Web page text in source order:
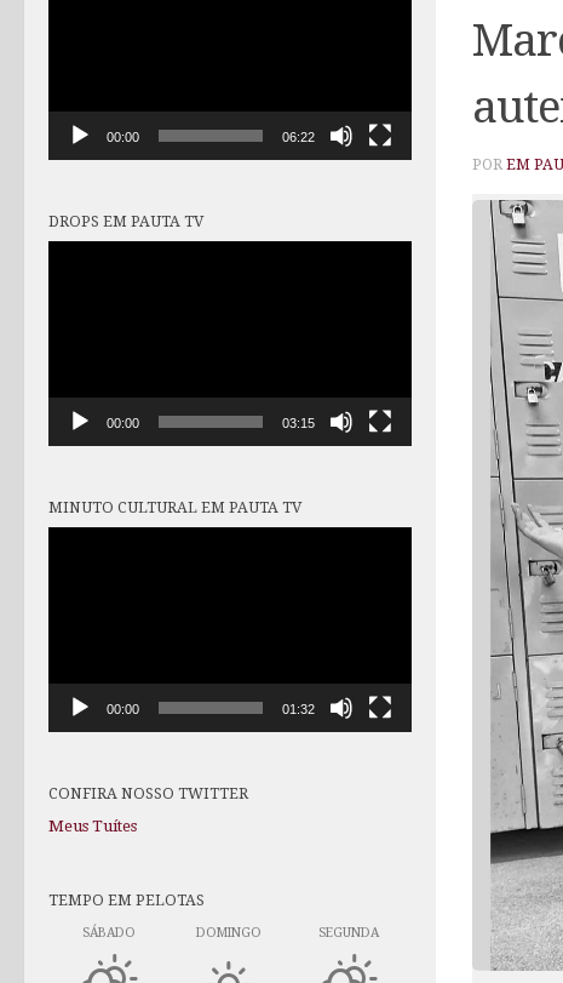
POR EM
00:00 06:22
DROPS EM PAUTA TV
00:00 03:15
MINUTO CULTURAL EM PAUTA TV
00:00 01:32
CONFIRA NOSSO TWITTER
Meus Tuítes
TEMPO EM PELOTAS
SÁBADO DOMINGO SEGUNDA